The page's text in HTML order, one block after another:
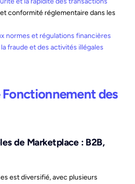
conformité réglementaire dans les
normes et régulations financières
fraude et des activités illégales
des
de Marketplace : B2B,
est diversifié, avec plusieurs